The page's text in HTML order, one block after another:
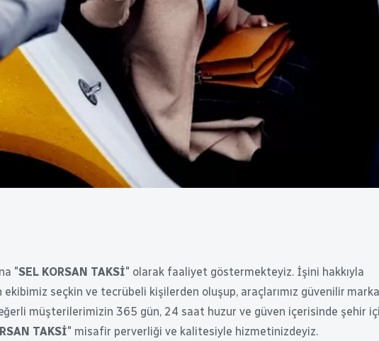
"SEL KORSAN TAKSİ" olarak faaliyet göstermekteyiz. İşini hakkıyla
seçkin ve tecrübeli kişilerden oluşup, araçlarımız güvenilir marka
müşterilerimizin 365 gün, 24 saat huzur ve güven içerisinde şehir içi
TAKSİ" misafir perverliği ve kalitesiyle hizmetinizdeyiz.